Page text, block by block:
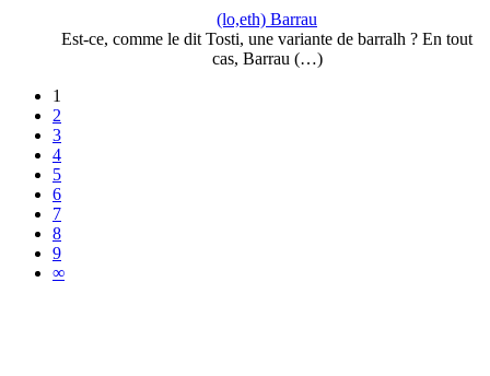
(lo,eth) Barrau
Est-ce, comme le dit Tosti, une variante de barralh ? En tout
cas, Barrau (…)
1
2
3
4
5
6
7
8
9
∞